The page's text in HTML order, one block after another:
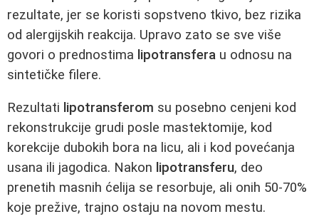
rezultate, jer se koristi sopstveno tkivo, bez rizika
od alergijskih reakcija. Upravo zato se sve više
govori o prednostima lipotransfera u odnosu na
sintetičke filere.
Rezultati lipotransferom su posebno cenjeni kod
rekonstrukcije grudi posle mastektomije, kod
korekcije dubokih bora na licu, ali i kod povećanja
usana ili jagodica. Nakon lipotransferu, deo
prenetih masnih ćelija se resorbuje, ali onih 50-70%
koje prežive, trajno ostaju na novom mestu.